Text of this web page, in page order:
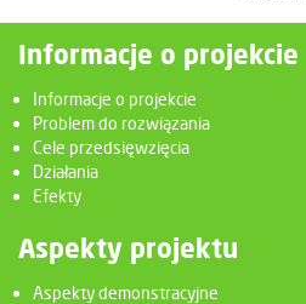
Informacje o projekcie
Informacje o projekcie
Problem do rozwiązania
Cele przedsięwzięcia
Działania
Efekty
Aspekty projektu
Aspekty demonstracyjne